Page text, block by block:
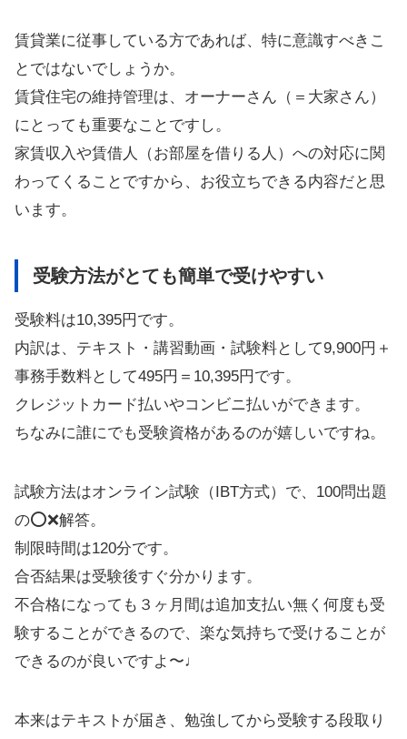
賃貸業に従事している方であれば、特に意識すべきこ
とではないでしょうか。
賃貸住宅の維持管理は、オーナーさん（＝大家さん）
にとっても重要なことですし。
家賃収入や賃借人（お部屋を借りる人）への対応に関
わってくることですから、お役立ちできる内容だと思
います。
受験方法がとても簡単で受けやすい
受験料は10,395円です。
内訳は、テキスト・講習動画・試験料として9,900円＋
事務手数料として495円＝10,395円です。
クレジットカード払いやコンビニ払いができます。
ちなみに誰にでも受験資格があるのが嬉しいですね。
試験方法はオンライン試験（IBT方式）で、100問出題
の⭕️❌解答。
制限時間は120分です。
合否結果は受験後すぐ分かります。
不合格になっても３ヶ月間は追加支払い無く何度も受
験することができるので、楽な気持ちで受けることが
できるのが良いですよ〜♩
本来はテキストが届き、勉強してから受験する段取り